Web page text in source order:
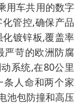
用车共用的数字
管控,确保产品
镀锌板,覆盖率
严苛的欧洲防腐
系统,在80公里
人命和两个家
池包防撞和高压